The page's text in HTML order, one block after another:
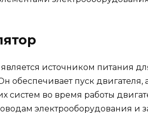
источником питания
обеспечивает пуск
систем во время работы
электрооборудования и